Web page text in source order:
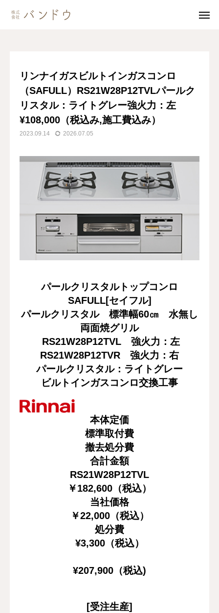
ブログ リンナイガスビルトインガスコンロ（SAFULL）RS21W28P12TVLパールクリスタル：ライトグレー強火力：左¥108,000（税込み,施工費込み）
リンナイガスビルトインガスコンロ
（SAFULL）RS21W28P12TVLパールク
リスタル：ライトグレー強火力：左
¥108,000（税込み,施工費込み）
2023.09.14 2026.07.05
パールクリスタルトップコンロ
SAFULL[セイフル]
パールクリスタル 標準幅60㎝ 水無し
両面焼グリル
RS21W28P12TVL
強火力：左
RS21W28P12TVR
強火力：右
パールクリスタル：ライトグレー
ビルトインガスコンロ交換工事
本体定価
標準取付費
撤去処分費
合計金額
RS21W28P12TVL
￥182,600 （税込）
当社価格
￥22,000（税込）
処分費
¥3,300（税込）
¥207,900（税込)
[受注生産]
施工風景 友達追加
事業内容
事業内容
商品紹介
修理・配管洗浄
おすすめ商品
お問い合わせ